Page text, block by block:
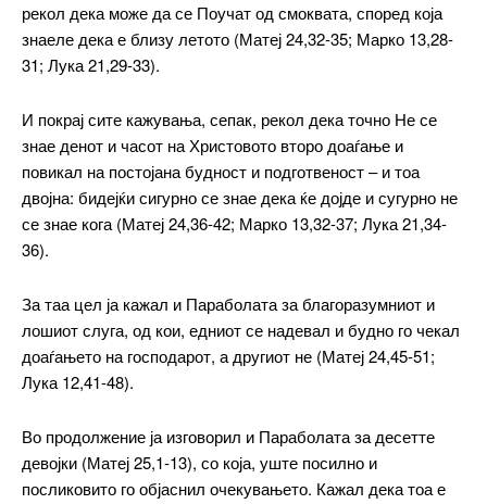
рекол дека може да се Поучат од смоквата, според која
знаеле дека е близу летото (Матеј 24,32-35; Марко 13,28-
31; Лука 21,29-33).
И покрај сите кажувања, сепак, рекол дека точно Не се
знае денот и часот на Христовото второ доаѓање и
повикал на постојана будност и подготвеност – и тоа
двојна: бидејќи сигурно се знае дека ќе дојде и сугурно не
се знае кога (Матеј 24,36-42; Марко 13,32-37; Лука 21,34-
36).
За таа цел ја кажал и Параболата за благоразумниот и
лошиот слуга, од кои, едниот се надевал и будно го чекал
доаѓањето на господарот, а другиот не (Матеј 24,45-51;
Лука 12,41-48).
Во продолжение ја изговорил и Параболата за десетте
девојки (Матеј 25,1-13), со која, уште посилно и
посликовито го објаснил очекувањето. Кажал дека тоа е